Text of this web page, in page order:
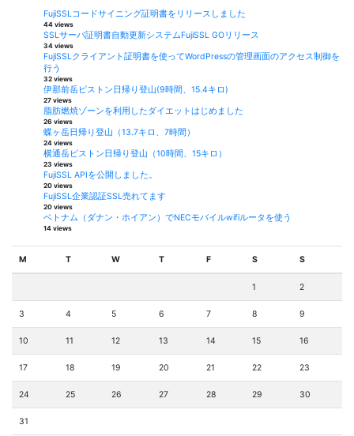
FujiSSLコードサイニング証明書をリリースしました
44 views
SSLサーバ証明書自動更新システムFujiSSL GOリリース
34 views
FujiSSLクライアント証明書を使ってWordPressの管理画面のアクセス制御を
行う
32 views
伊那前岳ピストン日帰り登山(9時間、15.4キロ)
27 views
脂肪燃焼ゾーンを利用したダイエットはじめました
26 views
蝶ヶ岳日帰り登山（13.7キロ、7時間）
24 views
横通岳ピストン日帰り登山（10時間、15キロ）
23 views
FujiSSL APIを公開しました。
20 views
FujiSSL企業認証SSL売れてます
20 views
ベトナム（ダナン・ホイアン）でNECモバイルwifiルータを使う
14 views
M T W T F S S
1 2
3 4 5 6 7 8 9
10 11 12 13 14 15 16
17 18 19 20 21 22 23
24 25 26 27 28 29 30
31